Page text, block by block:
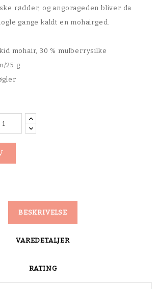
rødder, og angorageden bliver da
gange kaldt en mohairged.
mohair, 30 % mulberrysilke
25 g
BESKRIVELSE
VAREDETALJER
RATING